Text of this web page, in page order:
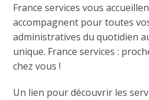
France services vous
accompagnent pour toutes
administratives du quotidien
unique. France services :
chez vous !
Un lien pour découvrir les